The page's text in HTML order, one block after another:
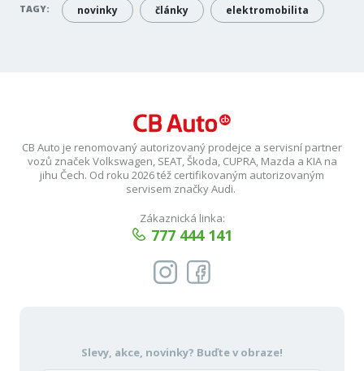
TAGY: novinky články elektromobilita
CB Auto je renomovaný autorizovaný prodejce a servisní partner
vozů značek Volkswagen, SEAT, Škoda, CUPRA, Mazda a KIA na
jihu Čech. Od roku 2026 též certifikovaným autorizovaným
servisem značky Audi.
Zákaznická linka:
777 444 141
Slevy, akce, novinky? Buďte v obraze!